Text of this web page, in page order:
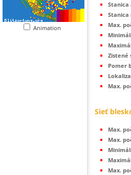
Animation
Max.
Zistené
Pomer
Max.
Sieť
Max.
Max.
Max.